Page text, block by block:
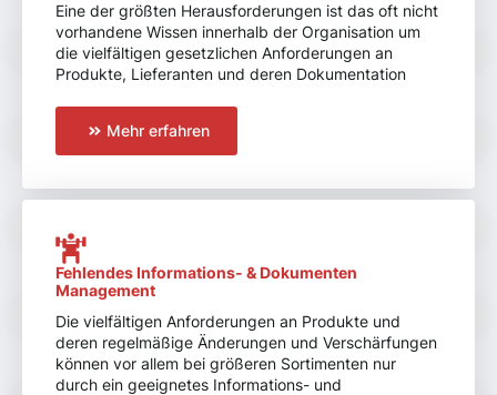
Eine der größten Herausforderungen ist das oft nicht
vorhandene Wissen innerhalb der Organisation um
die vielfältigen gesetzlichen Anforderungen an
Produkte, Lieferanten und deren Dokumentation
Mehr erfahren
Fehlendes Informations- & Dokumenten
Management
Die vielfältigen Anforderungen an Produkte und
deren regelmäßige Änderungen und Verschärfungen
können vor allem bei größeren Sortimenten nur
durch ein geeignetes Informations- und